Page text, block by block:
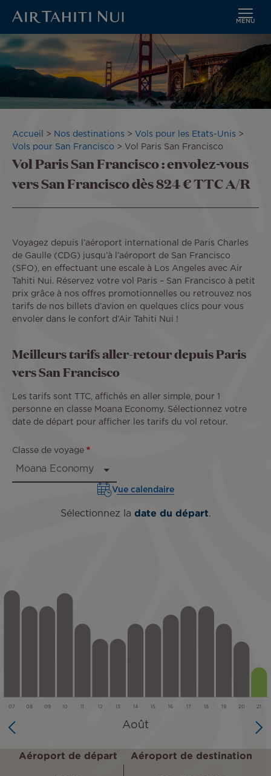
Aller
au
contenu
MENU
Fil
d'Ariane
Accueil Nos destinations
Vols pour les Etats-Unis
Vols pour San Francisco
Vol Paris San Francisco
Vol Paris San Francisco : envolez-vous
vers San Francisco dès 824 € TTC A/R
Voyagez depuis l’aéroport international de Paris Charles
de Gaulle (CDG) jusqu’à l’aéroport de San Francisco
(SFO), en effectuant une escale à Los Angeles avec Air
Tahiti Nui. Réservez votre vol Paris – San Francisco à petit
prix grâce à nos offres promotionnelles ou retrouvez nos
tarifs de nos billets d’avion en quelques clics pour vous
envoler dans le confort d’Air Tahiti Nui !
Meilleurs tarifs aller-retour depuis Paris
vers San Francisco
Les tarifs sont TTC, affichés en aller simple, pour 1
personne en classe Moana Economy. Sélectionnez votre
date de départ pour afficher les tarifs du vol retour.
Classe de voyage
Vue calendaire
Sélectionnez la date du départ.
Aéroport de départ Aéroport de destination